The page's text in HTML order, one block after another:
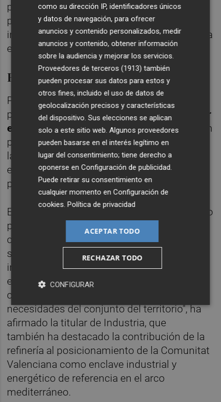
planta de tratamiento de aguas residuales
para ambas instalaciones. La previsión
inicial esta que esta actuación esté operativa
en 2029.
Empresa estratégica
Por otra parte, la consellera de Industria ha
puesto en valor durante su visita "el carácter
estratégicode la refinería de bp en Castellón
para la Comunitat Valenciana, al tratarse de
la única instalación de estas características
en el territorio y una infraestructura esencial
para garantizar el suministro energético".
En el actual contexto internacional, "marcado
por la volatilidad de los mercados y la
creciente relevancia de la seguridad de
suministro, la existencia de capacidades
industriales propias refuerza la autonomía
energética de la Comunitat Valenciana y su
capacidad para dar respuesta a las
necesidades del conjunto del territorio", ha
afirmado la titular de Industria, que
también ha destacado la contribución de la
refinería al posicionamiento de la Comunitat
Valenciana como enclave industrial y
energético de referencia en el arco
mediterráneo.
como su dirección IP, identificadores únicos
y datos de navegación, para ofrecer
anuncios y contenido personalizados, medir
anuncios y contenido, obtener información
sobre la audiencia y mejorar los servicios.
Proveedores de terceros (1913) también
pueden procesar sus datos para estos y
otros fines, incluido el uso de datos de
geolocalización precisos y características
del dispositivo. Sus elecciones se aplican
solo a este sitio web. Algunos proveedores
pueden basarse en el interés legítimo en
lugar del consentimiento; tiene derecho a
oponerse enConfiguración de publicidad.
Puede retirar su consentimiento en
cualquier momento enConfiguración de
cookies.Política de privacidad
ACEPTAR TODO
RECHAZAR TODO
CONFIGURAR